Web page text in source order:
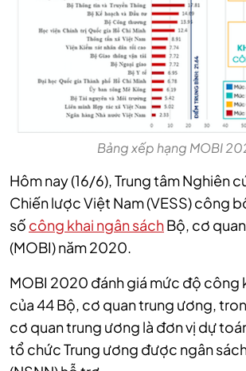
Bảng xếp hạng MOBI
Hôm nay (16/6), Trung tâm Nghiên
Chiến lược Việt Nam (VESS) công
số công khai ngân sáchBộ, cơ
(MOBI) năm 2020.
MOBI 2020 đánh giá mức độ công
của 44 Bộ, cơ quan trung ương,
cơ quan trung ương là đơn vị dự
tổ chức Trung ương được ngân